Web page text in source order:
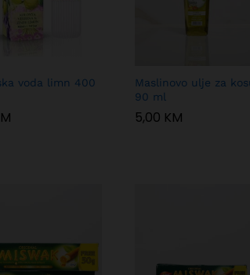
voda limn 400
Maslinovo ulje za
90 ml
5,00 KM
5,00 KM